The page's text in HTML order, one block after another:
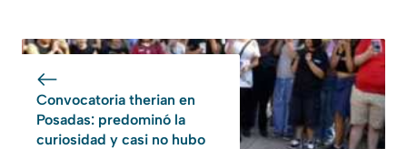
Convocatoria therian en
Posadas: predominó la
curiosidad y casi no hubo